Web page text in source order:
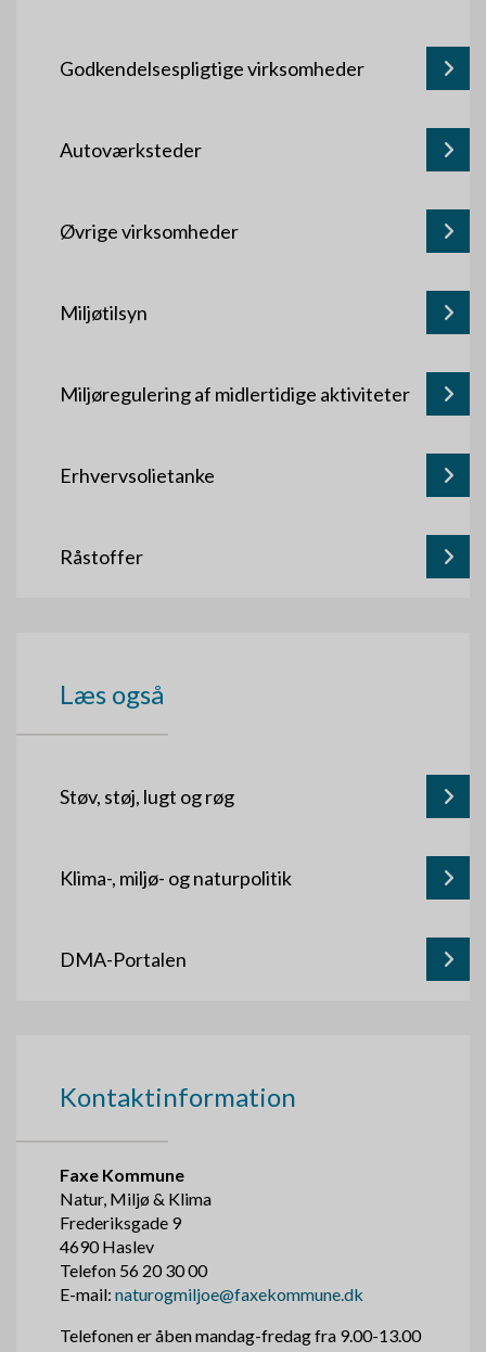
Godkendelsespligtige virksomheder
Autoværksteder
Øvrige virksomheder
Miljøtilsyn
Miljøregulering af midlertidige aktiviteter
Erhvervsolietanke
Råstoffer
Læs også
Støv, støj, lugt og røg
Klima-, miljø- og naturpolitik
DMA-Portalen
Kontaktinformation
Faxe Kommune
Natur, Miljø & Klima
Frederiksgade 9
4690 Haslev
Telefon 56 20 30 00
E-mail: naturogmiljoe@faxekommune.dk
Telefonen er åben mandag-fredag fra 9.00-13.00